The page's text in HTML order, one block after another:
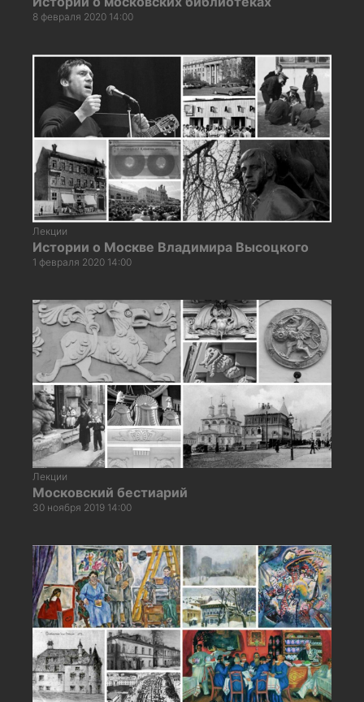
8 февраля 2020 14:00
Лекции
Истории о Москве Владимира Высоцкого
1 февраля 2020 14:00
Лекции
Московский бестиарий
30 ноября 2019 14:00